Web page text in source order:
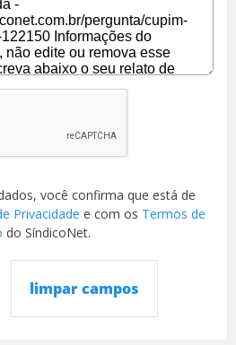
você confirma que está de
Privacidade e com os Termos de
do SíndicoNet.
limpar campos